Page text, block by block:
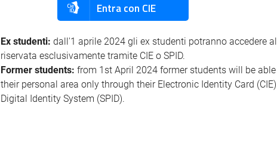
Entra con CIE
Ex studenti: dall'1 aprile 2024 gli ex studenti potranno accedere
riservata esclusivamente tramite CIE o SPID.
Former students: from 1st April 2024 former students will be
their personal area only through their Electronic Identity Card
Digital Identity System (SPID).